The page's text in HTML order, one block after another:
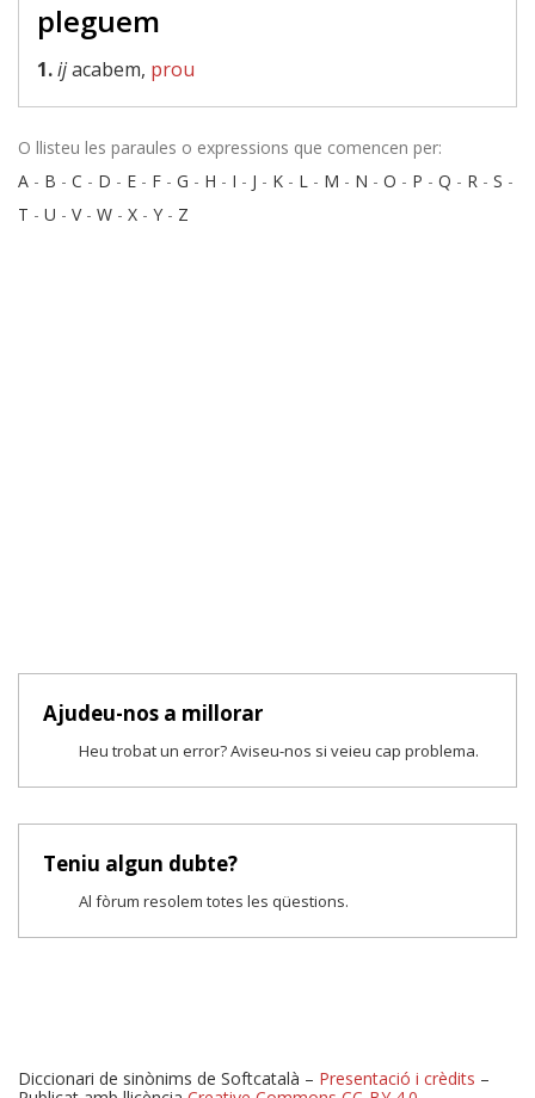
pleguem
1.ijacabem, prou
O llisteu les paraules o expressions que comencen per:
A - B - C - D - E - F - G - H - I - J - K - L - M - N - O - P - Q - R - S -
T - U - V- W - X - Y - Z
Ajudeu-nos a millorar
Heu trobat un error? Aviseu-nos si veieu cap problema.
Teniu algun dubte?
Al fòrum resolem totes les qüestions.
Diccionari de sinònims de Softcatalà – Presentació i crèdits –